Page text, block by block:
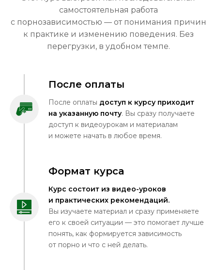
самостоятельная работа
с порнозависимостью — от понимания причин
к практике и изменению поведения. Без
перегрузки, в удобном темпе.
После оплаты
После оплаты доступ к курсу приходит
на указанную почту. Вы сразу получаете
доступ к видеоурокам и материалам
и можете начать в любое время.
Формат курса
Курс состоит из видео-уроков
и практических рекомендаций.
Вы изучаете материал и сразу применяете
его к своей ситуации — это помогает лучше
понять, как формируется зависимость
от порно и что с ней делать.